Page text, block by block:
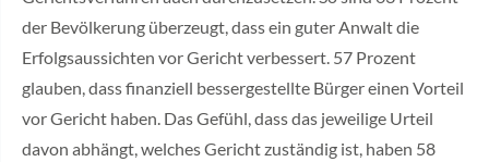
der Bevölkerung überzeugt, dass ein guter Anwalt die
Erfolgsaussichten vor Gericht verbessert. 57 Prozent
glauben, dass finanziell bessergestellte Bürger einen Vorteil
vor Gericht haben. Das Gefühl, dass das jeweilige Urteil
davon abhängt, welches Gericht zuständig ist, haben 58